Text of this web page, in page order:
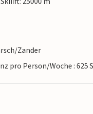
Zander
pro Person/Woche : 625